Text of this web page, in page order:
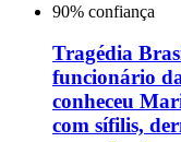
90% confiança
Tragédia
funcionário
conheceu
com sífilis,